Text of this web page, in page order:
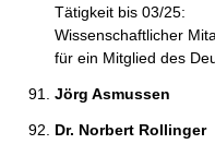
Tätigkeit bis 03/25:
Wissenschaftlicher
für ein Mitglied des
Jörg Asmussen
Dr. Norbert Rollinger